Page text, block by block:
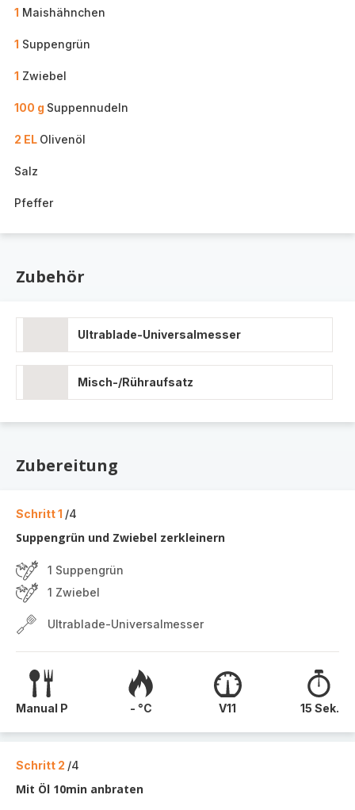
1 Maishähnchen
1 Suppengrün
1 Zwiebel
100 g Suppennudeln
2 EL Olivenöl
Salz
Pfeffer
Zubehör
Ultrablade-Universalmesser
Misch-/Rühraufsatz
Zubereitung
Schritt 1 /4
Suppengrün und Zwiebel zerkleinern
1 Suppengrün
1 Zwiebel
Ultrablade-Universalmesser
Manual P - °C V11 15 Sek.
Schritt 2 /4
Mit Öl 10min anbraten